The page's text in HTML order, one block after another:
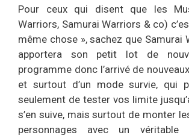
Pour ceux qui disent que les
Warriors, Samurai Warriors & co)
même chose », sachez que Samurai
apportera son petit lot de
programme donc l’arrivé de
et surtout d’un mode survie, qui
seulement de tester vos limite
s’en suive, mais surtout de monter
personnages avec un véritable